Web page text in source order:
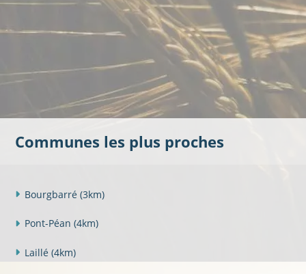
Communes les plus proches
Bourgbarré (3km)
Pont-Péan (4km)
Laillé (4km)